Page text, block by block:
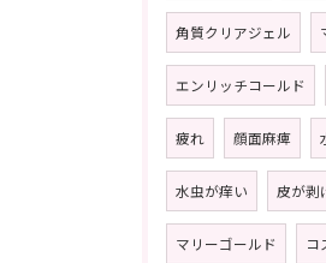
角質クリアジェル
エンリッチコールド
疲れ 顔面麻痺
水虫が痒い 皮が剥
マリーゴールド コ